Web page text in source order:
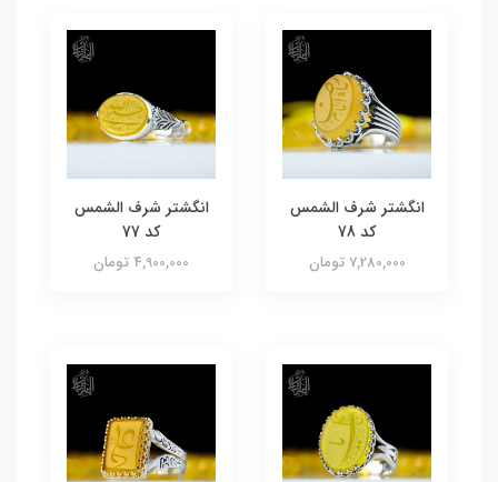
انگشتر شرف الشمس
کد 78
7,280,000 تومان
انگشتر شرف الشمس
کد 77
4,900,000 تومان